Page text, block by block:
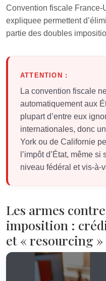
Convention fiscale
expliquee permettent
partie des doubles
ATTENTION :
La convention fiscale
automatiquement aux
plupart d’entre eux
internationales, donc
York ou de Californie
l’impôt d’État, même
niveau fédéral et vis-à-
Les armes
imposition :
et « resourcing »